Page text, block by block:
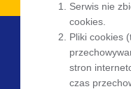
Serwis nie
cookies.
Pliki cookies
stron
czas